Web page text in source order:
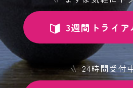
3週間トライア
24時間受付